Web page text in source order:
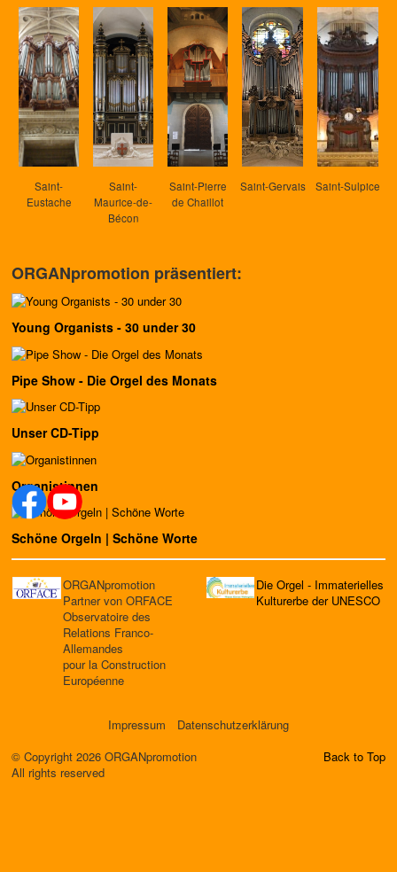
Saint-
Eustache
Saint-
Maurice-de-
Bécon
Saint-Pierre
de Chaillot
Saint-Gervais Saint-Sulpice
ORGANpromotion präsentiert:
Young Organists - 30 under 30
Pipe Show - Die Orgel des Monats
Unser CD-Tipp
Organistinnen
Schöne Orgeln | Schöne Worte
ORGANpromotion
Partner von ORFACE
Observatoire des
Relations Franco-
Allemandes
pour la Construction
Européenne
Die Orgel - Immaterielles
Kulturerbe der UNESCO
Impressum
Datenschutzerklärung
© Copyright 2026 ORGANpromotion
All rights reserved
Back to Top